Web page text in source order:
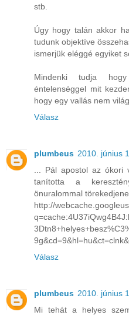
stb.
Úgy hogy talán akkor
tudunk objektíve
ismerjük eléggé egyiket
Mindenki tudja
éntelenséggel mit
hogy egy vallás nem
Válasz
plumbeus 2010. június
... Pál apostol az ókori
tanította a
önuralommal
http://
Válasz
plumbeus 2010. június
Mi tehát a helyes